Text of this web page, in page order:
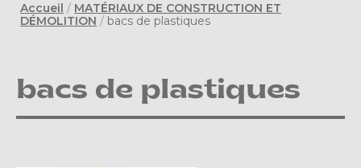
Accueil / MATÉRIAUX DE CONSTRUCTION ET
DÉMOLITION / bacs de plastiques
bacs de plastiques